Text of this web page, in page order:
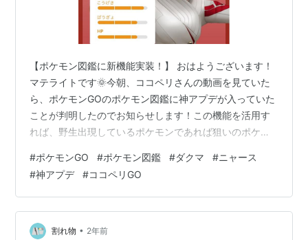
【ポケモン図鑑に新機能実装！】 おはようございます！
マテライトです🌞今朝、ココペリさんの動画を見ていた
ら、ポケモンGOのポケモン図鑑に神アプデが入っていた
ことが判明したのでお知らせします！この機能を活用す
れば、野生出現しているポケモンであれば狙いのポケモ
ンの”ニャース”のページを参考に新機能をチェックしてい
きたいと思います！ 目次 【ポケモン図鑑で覚える技がみ
れる！】 【神機能！お知らせをONしよう！】 【ポケモ
ン図鑑で覚える技がみれる！】 ポケモン図鑑の”バト
ル”のタブをタップするとそのポケモンの覚える技を閲覧
#ポケモンGO #ポケモン図鑑 #ダクマ #ニャース
#神アプデ #ココペリGO
割れ物 • 2年前